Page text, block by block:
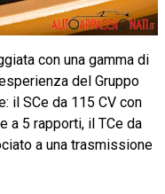
con una gamma di
del Gruppo
il SCe da 115 CV con
a 5 rapporti, il TCe da
a una trasmissione